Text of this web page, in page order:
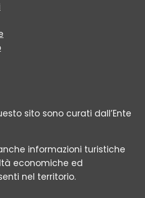
sito sono curati dall’Ente
informazioni turistiche
economiche ed
nel territorio.